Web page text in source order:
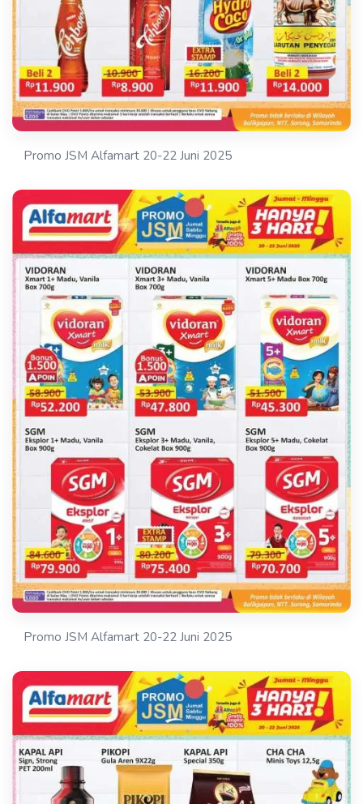
Promo JSM Alfamart 20-22 Juni 2025
Promo JSM Alfamart 20-22 Juni 2025